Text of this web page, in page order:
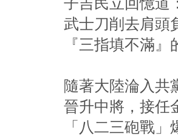
武士刀削去肩頭
『三指填不滿
隨著大陸淪入共
晉升中將，接任
「八二三砲戰